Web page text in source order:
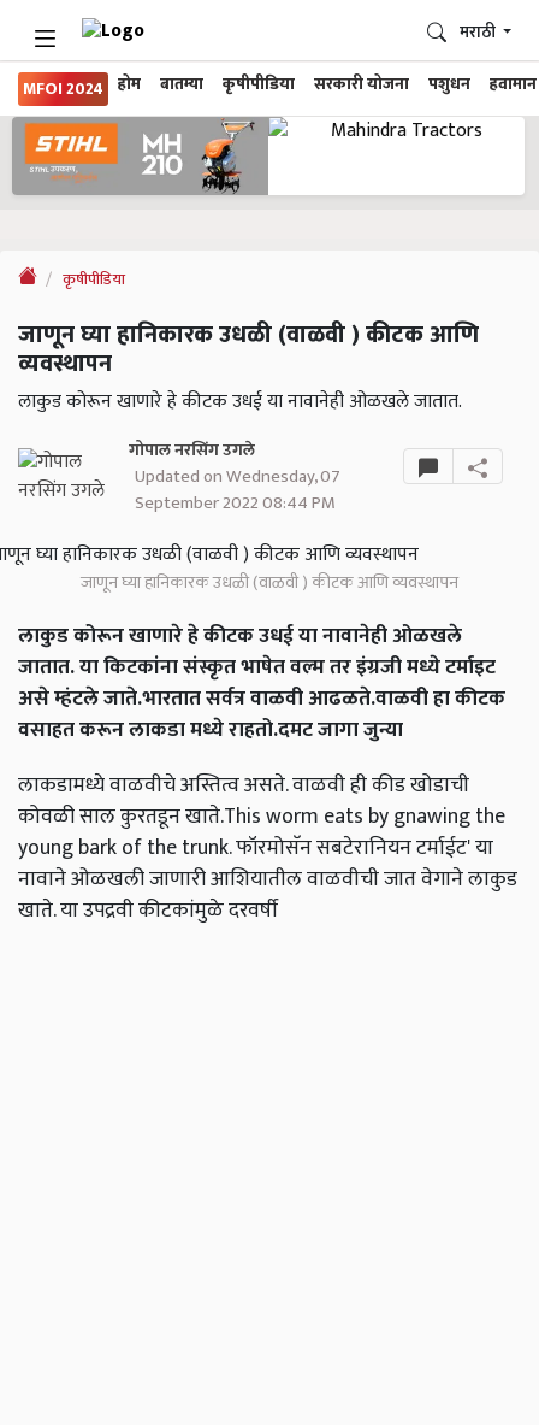
MFOI 2024 होम बातम्या कृषीपीडिया सरकारी योजना पशुधन हवामान
मराठी
कृषीपीडिया
जाणून घ्या हानिकारक उधळी (वाळवी ) कीटक आणि
व्यवस्थापन
लाकुड कोरून खाणारे हे कीटक उधई या नावानेही ओळखले जातात.
गोपाल नरसिंग उगले
Updated on Wednesday, 07
September 2022 08:44 PM
जाणून घ्या हानिकारक उधळी (वाळवी ) कीटक आणि व्यवस्थापन
लाकुड कोरून खाणारे हे कीटक उधई या नावानेही ओळखले
जातात. या किटकांना संस्कृत भाषेत वल्म तर इंग्रजी मध्ये टर्माइट
असे म्हंटले जाते.भारतात सर्वत्र वाळवी आढळते.वाळवी हा कीटक
वसाहत करून लाकडा मध्ये राहतो.दमट जागा जुन्या
लाकडामध्ये वाळवीचे अस्तित्व असते. वाळवी ही कीड खोडाची
कोवळी साल कुरतडून खाते.This worm eats by gnawing the
young bark of the trunk. फॉरमोसॅन सबटेरानियन टर्माईट' या
नावाने ओळखली जाणारी आशियातील वाळवीची जात वेगाने लाकुड
खाते. या उपद्रवी कीटकांमुळे दरवर्षी